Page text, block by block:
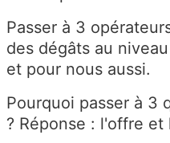
Passer à 3
des dégâts au
et pour nous aussi.
Pourquoi passer à 3
? Réponse : l'offre et